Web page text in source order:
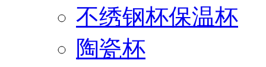
不绣钢杯保温杯
陶瓷杯